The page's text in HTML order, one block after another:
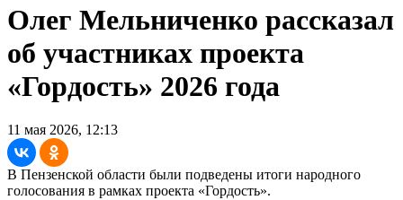
Олег Мельниченко рассказал
об участниках проекта
«Гордость» 2026 года
11 мая 2026, 12:13
В Пензенской области были подведены итоги народного
голосования в рамках проекта «Гордость».